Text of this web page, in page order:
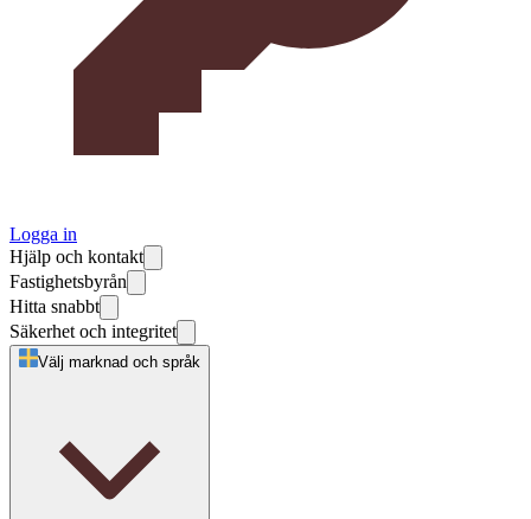
Logga in
Hjälp och kontakt
Fastighetsbyrån
Hitta snabbt
Säkerhet och integritet
Välj marknad och språk